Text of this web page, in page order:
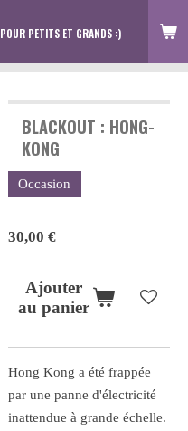
POUR PETITS ET GRANDS :)
BLACKOUT : HONG-
KONG
Occasion
30,00 €
Ajouter
au panier
Hong Kong a été frappée
par une panne d'électricité
inattendue à grande échelle.